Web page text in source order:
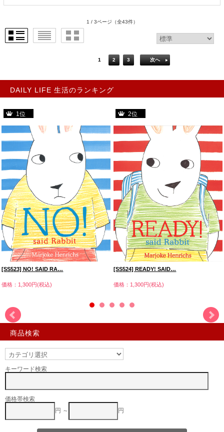
1 / 3ページ （全43件）
1 2 3 次へ
DAILY LIFE 生活のランキング
1位
[SS523] NO! SAID RA…
価格：1,300円(税込)
2位
[SS524] READY! SAID…
価格：1,300円(税込)
商品検索
キーワード検索
価格帯検索
円 ～
円